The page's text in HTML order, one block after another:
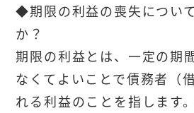
◆期限の利益の喪失につい
か？
期限の利益とは、一定の期
なくてよいことで債務者（
れる利益のことを指します